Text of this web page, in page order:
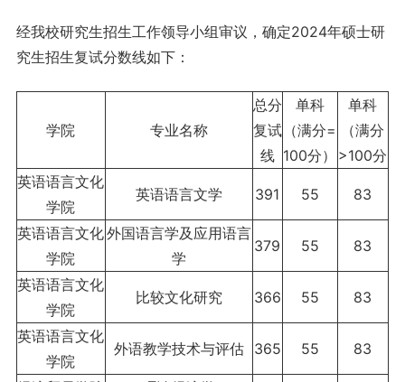
经我校研究生招生工作领导小组审议，确定2024年硕士研
究生招生复试分数线如下：
学院 专业名称
总分
复试
线
单科
（满分=
100分）
单科
（满分
>100分
英语语言文化
学院
英语语言文学 391 55 83
英语语言文化
学院
外国语言学及应用语言
学
379 55 83
英语语言文化
学院
比较文化研究 366 55 83
英语语言文化
学院
外语教学技术与评估 365 55 83